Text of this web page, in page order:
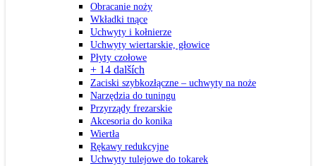
Obracanie noży
Wkładki tnące
Uchwyty i kołnierze
Uchwyty wiertarskie, głowice
Płyty czołowe
+ 14 dalších
Zaciski szybkozłączne – uchwyty na noże
Narzędzia do tuningu
Przyrządy frezarskie
Akcesoria do konika
Wiertła
Rękawy redukcyjne
Uchwyty tulejowe do tokarek